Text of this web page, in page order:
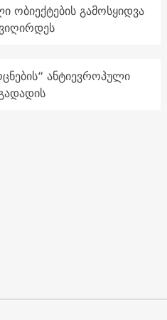
ობიექტების გამოსყიდვა
ანტიევროპული